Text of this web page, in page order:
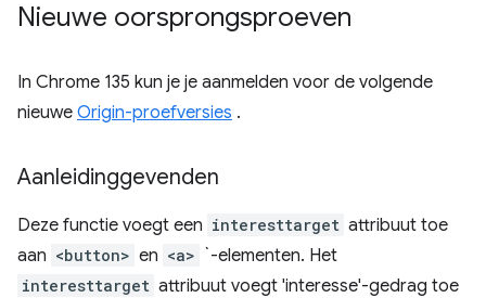
Nieuwe oorsprongsproeven
In Chrome 135 kun je je aanmelden voor de volgende
nieuwe Origin-proefversies .
Aanleidinggevenden
Deze functie voegt een interesttarget attribuut toe
aan <button> en <a> `-elementen. Het
interesttarget attribuut voegt 'interesse'-gedrag toe